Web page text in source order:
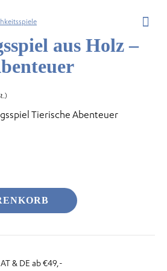
aus Holz –
Tierische Abenteuer
Abenteuer
& DE ab €49,-